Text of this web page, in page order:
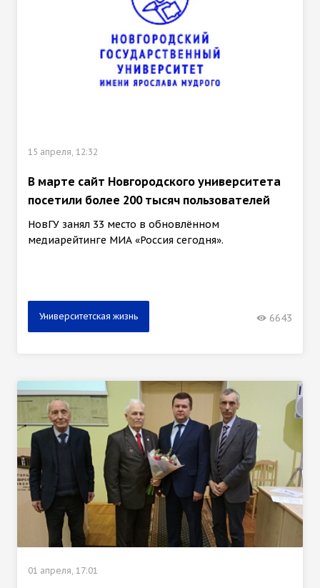
15 апреля, 12:32
В марте сайт Новгородского университета
посетили более 200 тысяч пользователей
НовГУ занял 33 место в обновлённом
медиарейтинге МИА «Россия сегодня».
Университетская жизнь 6643
01 апреля, 17:01